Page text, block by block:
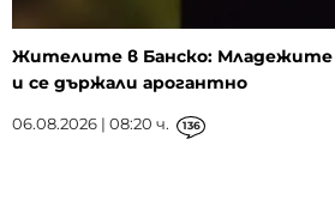
Жителите в Банско: Младежите
и се държали арогантно
06.08.2026 | 08:20 ч. 136